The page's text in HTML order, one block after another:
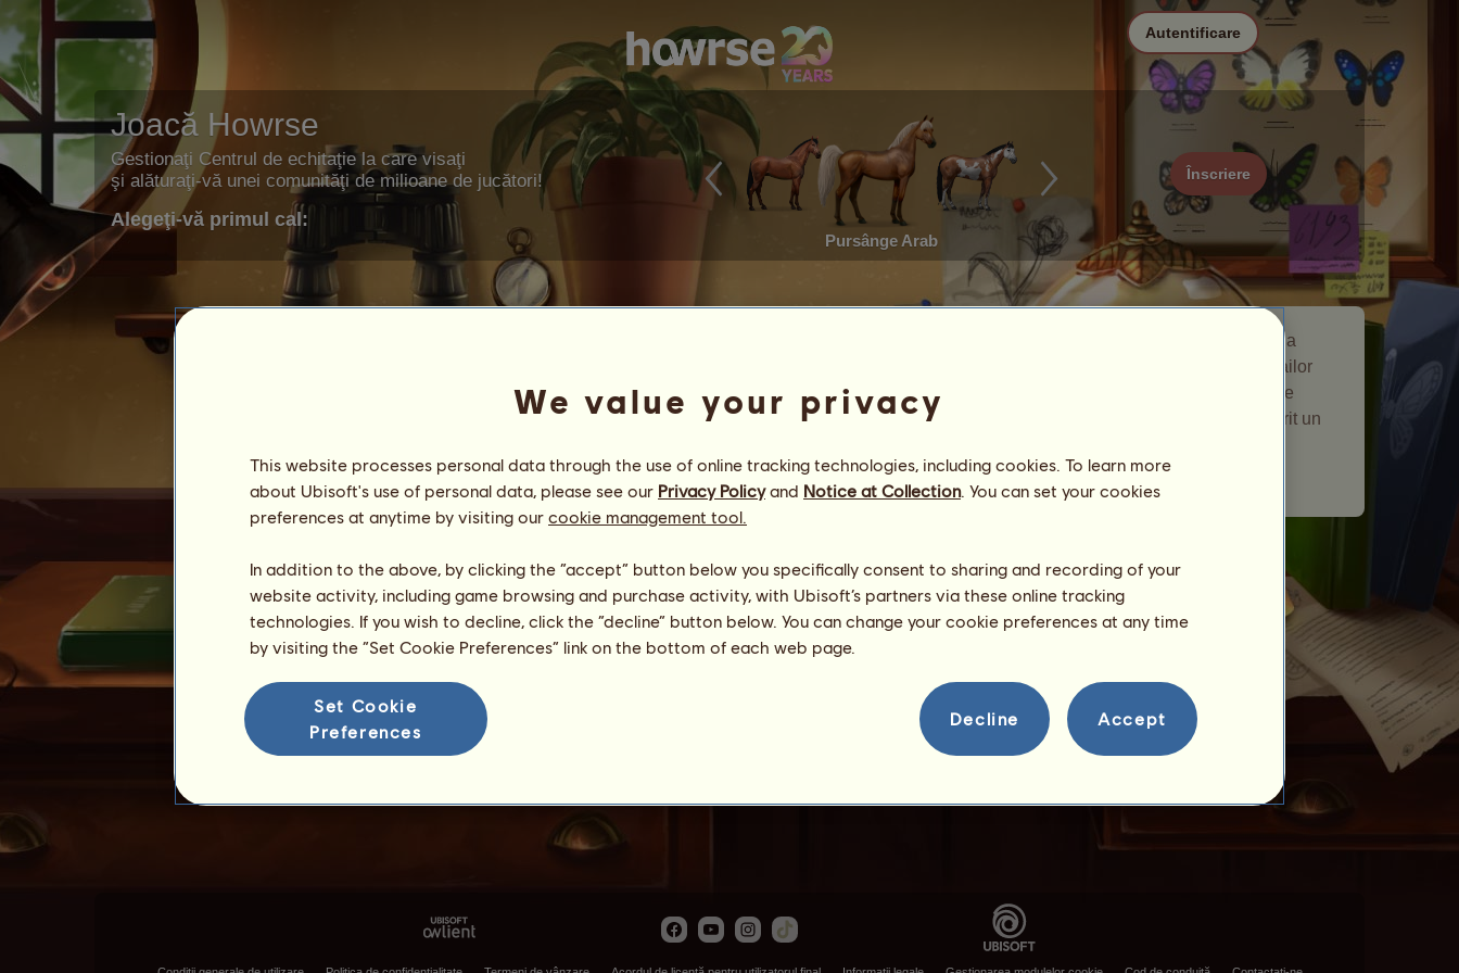
Joacă Howrse
Gestionaţi Centrul de echitaţie la care visaţi
şi alăturaţi-vă unei comunităţi de milioane de jucători!
Alegeţi-vă primul cal:
Pursânge Arab
Înscriere
Autentificare
Poplar Admiral
Poplar Admiral este un cal nomad care a
evenimentului cailor
nomazi. Acesta a rămas la ferma dvs. de
reproducere pentru scurt timp şi v-a oferit un
Numărul jucătorilor vizitaţi:
We value your privacy
This website processes personal data through the use of online tracking technologies, including cookies. To learn more
about Ubisoft's use of personal data, please see our Privacy Policyand Notice at Collection. You can set your cookies
preferences at anytime by visiting our cookie management tool.
In addition to the above, by clicking the “accept” button below you specifically consent to sharing and recording of your
website activity, including game browsing and purchase activity, with Ubisoft’s partners via these online tracking
technologies. If you wish to decline, click the “decline” button below. You can change your cookie preferences at any time
by visiting the “Set Cookie Preferences” link on the bottom of each web page.
Set Cookie
Preferences
Decline Accept